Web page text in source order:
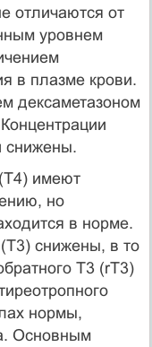
отли­чаются от
уровнем
в плазме крови.
дексаметазоном
снижены.
имеют
но
в норме.
снижены, в то
Т3 (rТ3)
нормы,
Основным